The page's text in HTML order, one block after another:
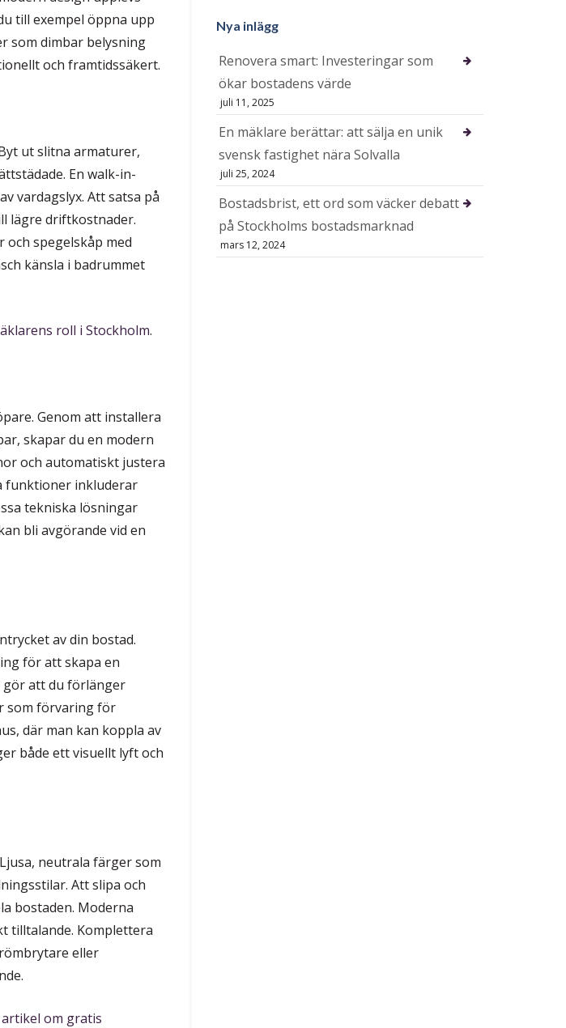
till exempel öppna upp
som dimbar belysning
och framtidssäkert.
ut slitna armaturer,
En walk-in-
vardagslyx. Att satsa på
lägre driftkostnader.
spegelskåp med
känsla i badrummet
roll i Stockholm.
Genom att installera
skapar du en modern
och automatiskt justera
funktioner inkluderar
tekniska lösningar
bli avgörande vid en
av din bostad.
för att skapa en
gör att du förlänger
som förvaring för
där man kan koppla av
både ett visuellt lyft och
neutrala färger som
Att slipa och
bostaden. Moderna
tilltalande. Komplettera
eller
om gratis
Nya inlägg
Renovera smart: Investeringar som
ökar bostadens värde
juli 11, 2025
En mäklare berättar: att sälja en unik
svensk fastighet nära Solvalla
juli 25, 2024
Bostadsbrist, ett ord som väcker debatt
på Stockholms bostadsmarknad
mars 12, 2024